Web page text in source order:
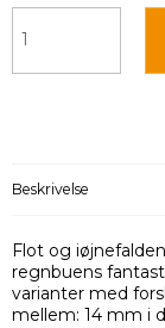
Beskrivelse
Flot og
regnbuens
varianter med
mellem: 14 mm i